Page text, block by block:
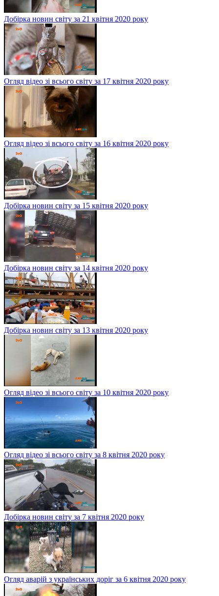
Добірка новин світу за 21 квітня 2020 року
Огляд відео зі всього світу за 17 квітня 2020 року
Огляд відео зі всього світу за 16 квітня 2020 року
Добірка новин світу за 15 квітня 2020 року
Добірка новин світу за 14 квітня 2020 року
Добірка новин світу за 13 квітня 2020 року
Огляд відео зі всього світу за 10 квітня 2020 року
Огляд відео зі всього світу за 8 квітня 2020 року
Добірка новин світу за 7 квітня 2020 року
Огляд аварій з українських доріг за 6 квітня 2020 року